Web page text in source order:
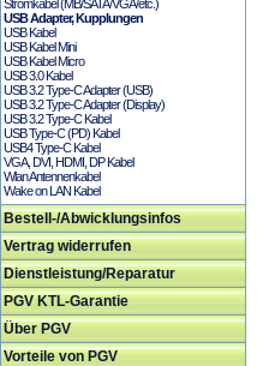
Stromkabel (MB/SATA/VGA/etc.)
USB Adapter, Kupplungen
USB Kabel
USB Kabel Mini
USB Kabel Micro
USB 3.0 Kabel
USB 3.2 Type-C Adapter (USB)
USB 3.2 Type-C Adapter (Display)
USB 3.2 Type-C Kabel
USB Type-C (PD) Kabel
USB4 Type-C Kabel
VGA, DVI, HDMI, DP Kabel
Wlan Antennenkabel
Wake on LAN Kabel
Bestell-/Abwicklungsinfos
Vertrag widerrufen
Dienstleistung/Reparatur
PGV KTL-Garantie
Über PGV
Vorteile von PGV